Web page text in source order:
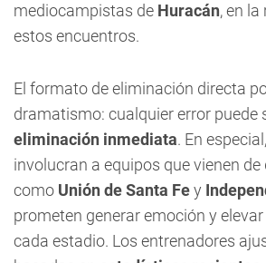
mediocampistas de Huracán, en
estos encuentros.
El formato de eliminación directa
dramatismo: cualquier error puede
eliminación inmediata. En
involucran a equipos que vienen de
como Unión de Santa Fey
prometen generar emoción y
cada estadio. Los entrenadores